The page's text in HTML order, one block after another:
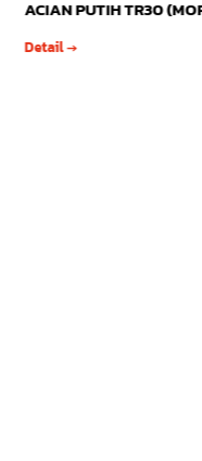
ACIAN PUTIH TR30
Detail →